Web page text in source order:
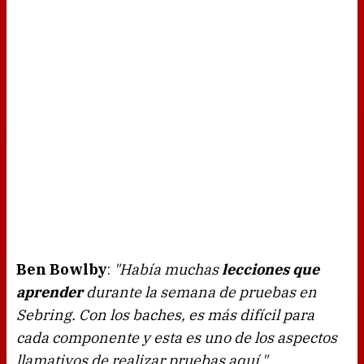
Ben Bowlby: "Había muchaslecciones que
aprenderdurante la semana de pruebas en
Sebring. Con los baches, es más difícil para
cada componente y esta es uno de los aspectos